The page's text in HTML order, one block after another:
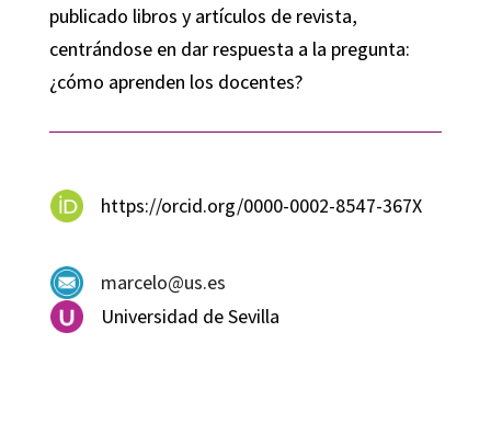
publicado libros y artículos de revista,
centrándose en dar respuesta a la pregunta:
¿cómo aprenden los docentes?
https://orcid.org/0000-0002-8547-367X
marcelo@us.es
Universidad de Sevilla